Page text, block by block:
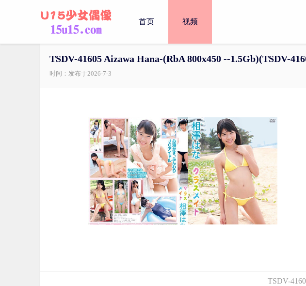
首页 视频
TSDV-41605 Aizawa Hana-(RbA 800x450 --1.5Gb)(TSDV-
时间：发布于2026-7-3
TSDV-